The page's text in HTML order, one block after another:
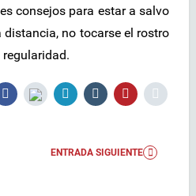
consejos para estar a salvo
no tocarse el rostro
ENTRADA SIGUIENTE